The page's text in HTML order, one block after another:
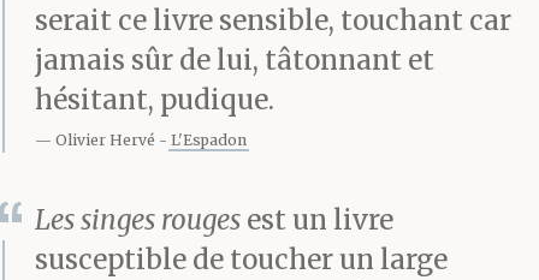
Il va parler des singes
rouges qu’ils n’ont
elle.
serait ce livre sensible, touchant car
jamais sûr de lui, tâtonnant et
hésitant, pudique.
Olivier Hervé L'Espadon
Les singes rouges est un livre
susceptible de toucher un large